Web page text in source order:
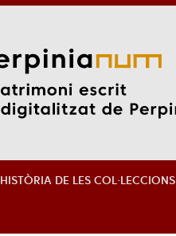
HISTÒRIA DE LES COL·LECCIONS